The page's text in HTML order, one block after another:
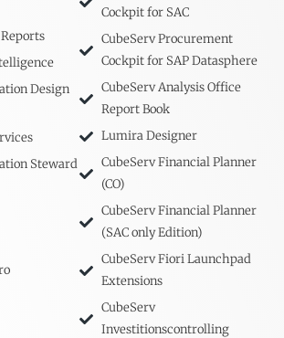
Design
Steward
Cockpit for SAC
CubeServ Procurement
Cockpit for SAP Datasphere
CubeServ Analysis Office
Report Book
Lumira Designer
CubeServ Financial Planner
(CO)
CubeServ Financial Planner
(SAC only Edition)
CubeServ Fiori Launchpad
Extensions
CubeServ
Investitionscontrolling